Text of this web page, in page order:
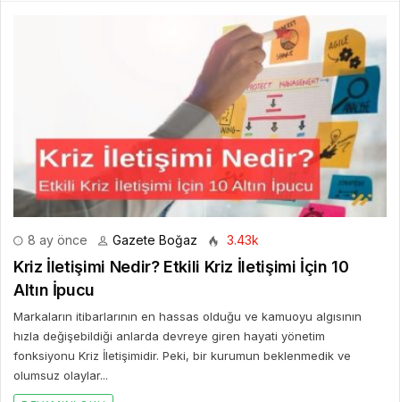
8 ay önce Gazete Boğaz 3.43k
Kriz İletişimi Nedir? Etkili Kriz İletişimi İçin 10
Altın İpucu
Markaların itibarlarının en hassas olduğu ve kamuoyu algısının
hızla değişebildiği anlarda devreye giren hayati yönetim
fonksiyonu Kriz İletişimidir. Peki, bir kurumun beklenmedik ve
olumsuz olaylar...